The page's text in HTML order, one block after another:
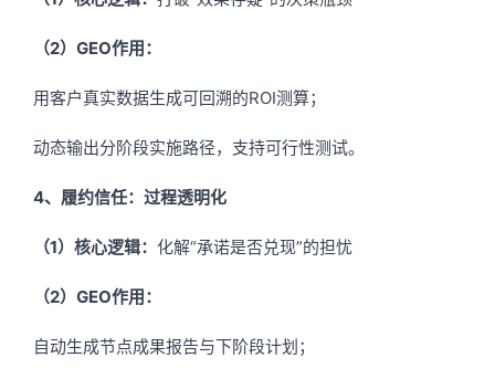
（2）GEO作用：
用客户真实数据生成可回溯的ROI测算；
动态输出分阶段实施路径，支持可行性测试。
4、履约信任：过程透明化
（1）核心逻辑： 化解“承诺是否兑现”的担忧
（2）GEO作用：
自动生成节点成果报告与下阶段计划；